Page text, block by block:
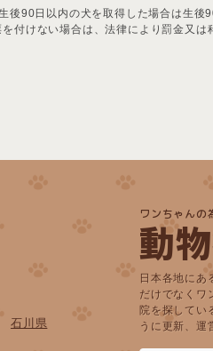
90日以内の犬を取得した場合は生
けない場合は、法律により罰金又は
石川県
ワンちゃんの
動
日本各地にあ
だけでなくワ
院を探してい
うに更新、運